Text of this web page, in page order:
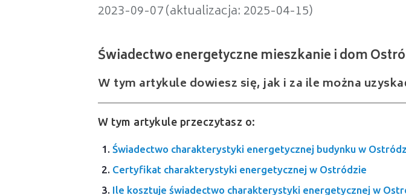
2023-09-07 (aktualizacja: 2025-04-15)
W tym artykule dowiesz się, jak i za ile można
W tym artykule przeczytasz o:
Świadectwo charakterystyki energetycznej budynku w
Certyfikat charakterystyki energetycznej w Ostródzie
Ile kosztuje świadectwo charakterystyki energetycznej w